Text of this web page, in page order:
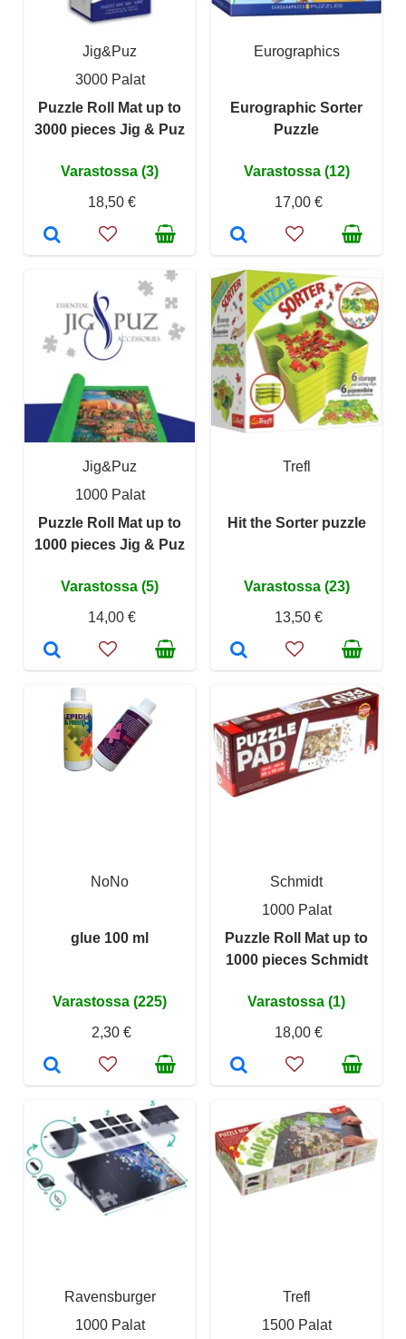
Jig&Puz
3000 Palat
Puzzle Roll Mat up to
3000 pieces Jig & Puz
Varastossa (3)
18,50 €
Eurographics
Eurographic Sorter
Puzzle
Varastossa (12)
17,00 €
Jig&Puz
1000 Palat
Puzzle Roll Mat up to
1000 pieces Jig & Puz
Varastossa (5)
14,00 €
Trefl
Hit the Sorter puzzle
Varastossa (23)
13,50 €
NoNo
glue 100 ml
Varastossa (225)
2,30 €
Schmidt
1000 Palat
Puzzle Roll Mat up to
1000 pieces Schmidt
Varastossa (1)
18,00 €
Ravensburger
1000 Palat
Trefl
1500 Palat